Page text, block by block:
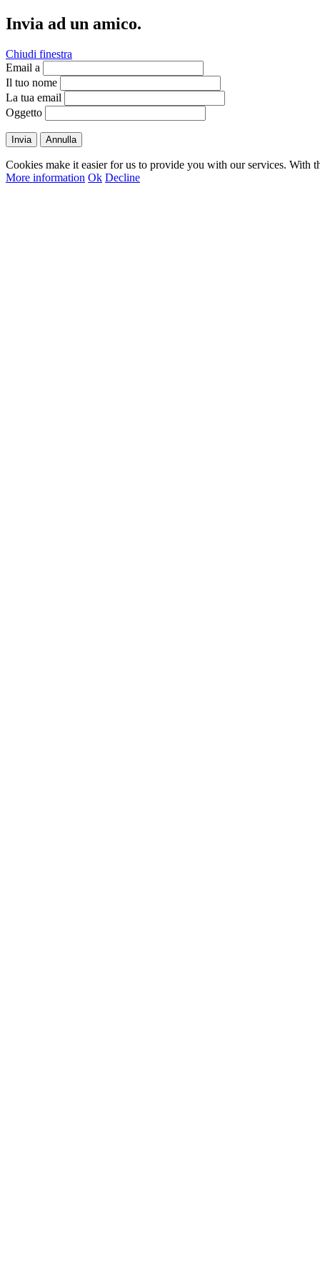
Invia ad un amico.
Chiudi finestra
Email a
Il tuo nome
La tua email
Oggetto
Invia Annulla
Cookies make it easier for us to provide you with our services. With
More information Ok Decline